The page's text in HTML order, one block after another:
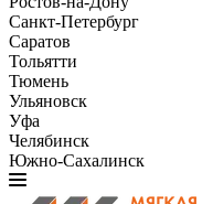
Санкт-Петербург
Саратов
Тольятти
Тюмень
Ульяновск
Уфа
Челябинск
Южно-Сахалинск